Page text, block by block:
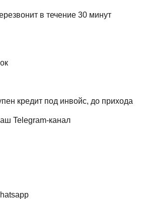
в течение 30 минут
кредит под инвойс, до прихода
Telegram-канал